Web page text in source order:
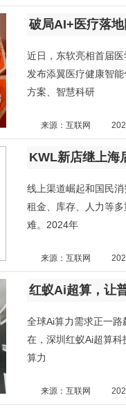
破局AI+医疗落
近日，东软亮相首届
发布添翼医疗健康智
方案、智慧科研
来源：互联网
线上渠道崛起和国民
租金、库存、人力等
难。2024年
来源：互联网
红蚁Ai超算，让
全球Ai算力需求正一
在，深圳红蚁Ai超算
算力
来源：互联网